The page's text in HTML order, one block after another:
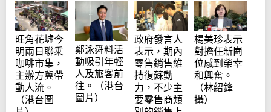
旺角花墟今
明兩日聯乘
咖啡市集，
主辦方冀帶
動人流。
（港台圖
鄭泳舜料活
動吸引年輕
人及旅客前
往。（港台
圖片）
政府發言人
表示，期內
零售銷售維
持復蘇動
力，不少主
要零售商類
楊美珍表示
對擔任新崗
位感到榮幸
和興奮。
（林紹鋒
攝）